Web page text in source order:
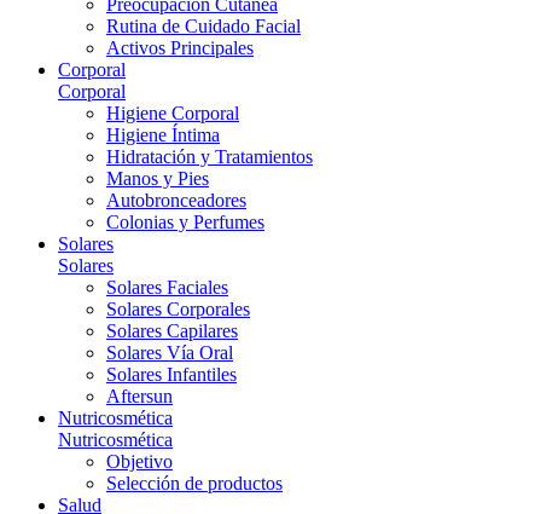
Rutina de Cuidado Facial
Activos Principales
Corporal
Corporal
Higiene Corporal
Higiene Íntima
Hidratación y Tratamientos
Manos y Pies
Autobronceadores
Colonias y Perfumes
Solares
Solares
Solares Faciales
Solares Corporales
Solares Capilares
Solares Vía Oral
Solares Infantiles
Aftersun
Nutricosmética
Nutricosmética
Objetivo
Selección de productos
Salud